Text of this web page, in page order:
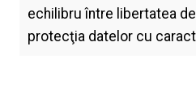
echilibru între libertatea
protecţia datelor cu